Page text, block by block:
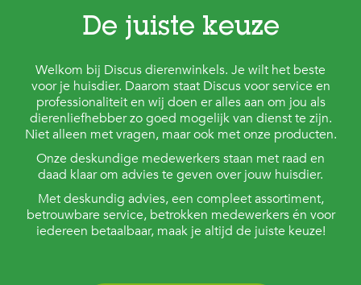
De juiste keuze
Welkom bij Discus dierenwinkels. Je wilt het beste
voor je huisdier. Daarom staat Discus voor service en
professionaliteit en wij doen er alles aan om jou als
dierenliefhebber zo goed mogelijk van dienst te zijn.
Niet alleen met vragen, maar ook met onze producten.
Onze deskundige medewerkers staan met raad en
daad klaar om advies te geven over jouw huisdier.
Met deskundig advies, een compleet assortiment,
betrouwbare service, betrokken medewerkers én voor
iedereen betaalbaar, maak je altijd de juiste keuze!